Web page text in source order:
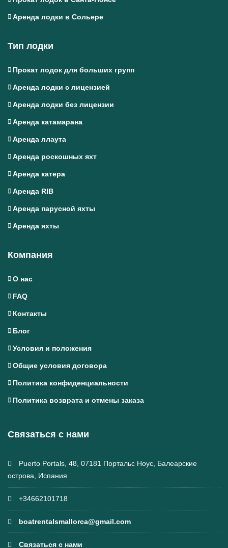
Аренда лодки в Сольере
Тип лодки
Прокат лодок для больших групп
Аренда лодки с лицензией
Аренда лодки без лицензии
Аренда катамарана
Аренда ллаута
Аренда роскошных яхт
Аренда катера
Аренда RIB
Аренда парусной яхты
Аренда яхты
Компания
О нас
FAQ
Контакты
Блог
Условия и положения
Общие условия договора
Политика конфиденциальности
Политика возврата и отмены заказа
Связаться с нами
Puerto Portals, 48, 07181 Портальс Ноус, Балеарские
острова, Испания
+34662101718
boatrentalsmallorca@gmail.com
Связаться с нами